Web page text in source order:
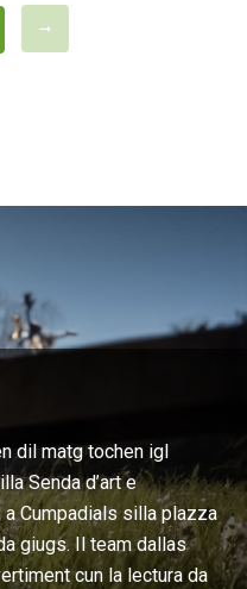
dil matg tochen igl
Senda d’art e
a Cumpadials silla plazza
giugs. Il team dallas
cun la lectura da